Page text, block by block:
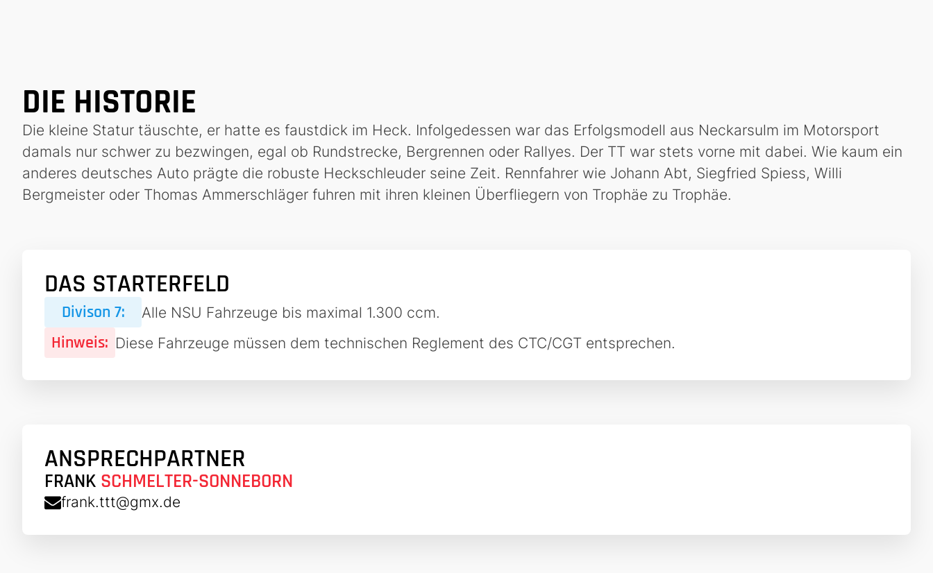
DIE HISTORIE
Die kleine Statur täuschte, er hatte es faustdick im Heck. Infolgedessen war das Erfolgsmodell aus Neckarsulm im Motorsport
damals nur schwer zu bezwingen, egal ob Rundstrecke, Bergrennen oder Rallyes. Der TT war stets vorne mit dabei. Wie kaum ein
anderes deutsches Auto prägte die robuste Heckschleuder seine Zeit. Rennfahrer wie Johann Abt, Siegfried Spiess, Willi
Bergmeister oder Thomas Ammerschläger fuhren mit ihren kleinen Überfliegern von Trophäe zu Trophäe.
DAS STARTERFELD
Divison 7: Alle NSU Fahrzeuge bis maximal 1.300 ccm.
Hinweis: Diese Fahrzeuge müssen dem technischen Reglement des CTC/CGT entsprechen.
ANSPRECHPARTNER
FRANK SCHMELTER-SONNEBORN
frank.ttt@gmx.de